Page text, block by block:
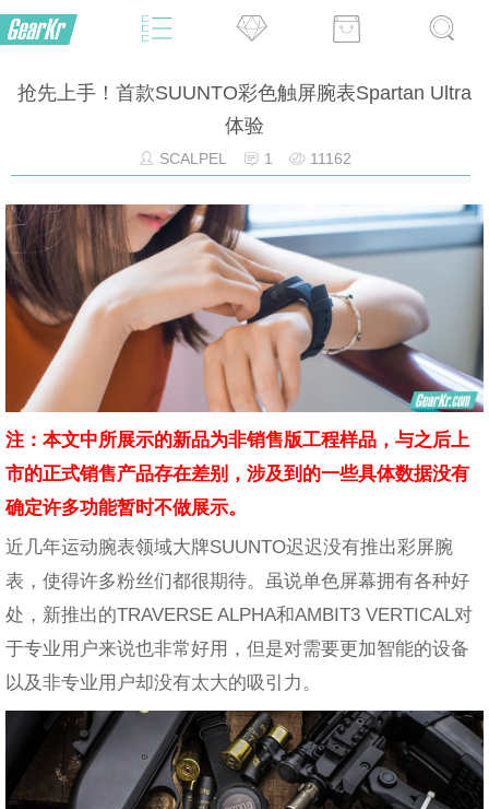
抢先上手！首款SUUNTO彩色触屏腕表Spartan Ultra
体验
SCALPEL 1 11162
注：本文中所展示的新品为非销售版工程样品，与之后上
市的正式销售产品存在差别，涉及到的一些具体数据没有
确定许多功能暂时不做展示。
近几年运动腕表领域大牌SUUNTO迟迟没有推出彩屏腕
表，使得许多粉丝们都很期待。虽说单色屏幕拥有各种好
处，新推出的TRAVERSE ALPHA和AMBIT3 VERTICAL对
于专业用户来说也非常好用，但是对需要更加智能的设备
以及非专业用户却没有太大的吸引力。